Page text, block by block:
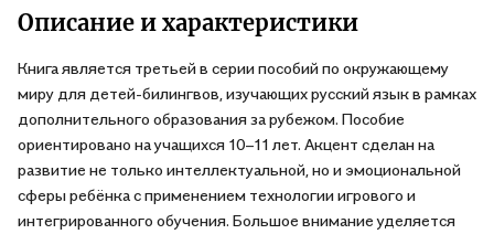
Описание и характеристики
Книга является третьей в серии пособий по окружающему
миру для детей-билингвов, изучающих русский язык в рамках
дополнительного образования за рубежом. Пособие
ориентировано на учащихся 10–11 лет. Акцент сделан на
развитие не только интеллектуальной, но и эмоциональной
сферы ребёнка с применением технологии игрового и
интегрированного обучения. Большое внимание уделяется